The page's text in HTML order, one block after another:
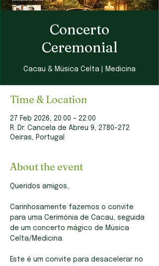
Concerto
Ceremonial
Time & Location
27 Feb 2026, 20:00 – 22:00
R. Dr. Cancela de Abreu 9, 2780-272
Oeiras, Portugal
About the event
Queridos amigos,
Carinhosamente fazemos o convite
para uma Cerimónia de Cacau, seguida
de um concerto mágico de Música
Celta/Medicina.
Este é um convite para desacelerar no